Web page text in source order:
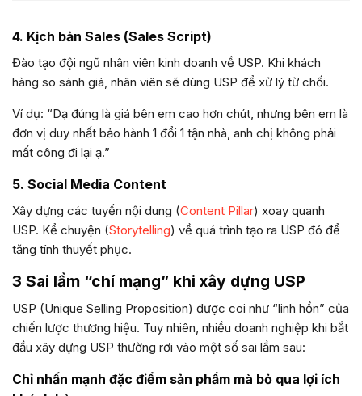
4. Kịch bản Sales (Sales Script)
Đào tạo đội ngũ nhân viên kinh doanh về USP. Khi khách
hàng so sánh giá, nhân viên sẽ dùng USP để xử lý từ chối.
Ví dụ: “Dạ đúng là giá bên em cao hơn chút, nhưng bên em là
đơn vị duy nhất bảo hành 1 đổi 1 tận nhà, anh chị không phải
mất công đi lại ạ.”
5. Social Media Content
Xây dựng các tuyến nội dung (Content Pillar) xoay quanh
USP. Kể chuyện (Storytelling) về quá trình tạo ra USP đó để
tăng tính thuyết phục.
3 Sai lầm “chí mạng” khi xây dựng USP
USP (Unique Selling Proposition) được coi như “linh hồn” của
chiến lược thương hiệu. Tuy nhiên, nhiều doanh nghiệp khi bắt
đầu xây dựng USP thường rơi vào một số sai lầm sau:
Chỉ nhấn mạnh đặc điểm sản phẩm mà bỏ qua lợi ích